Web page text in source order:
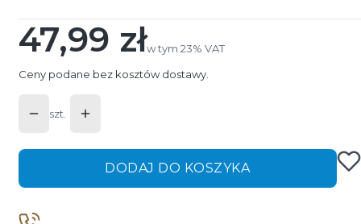
Cena
47,99 złw tym 23% VAT
w tym 23% VAT
Ceny podane bez kosztów dostawy.
szt.
DODAJ DO KOSZYKA